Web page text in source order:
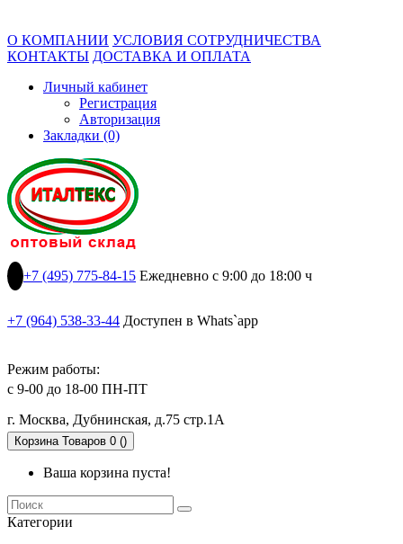
О КОМПАНИИ УСЛОВИЯ СОТРУДНИЧЕСТВА
КОНТАКТЫ ДОСТАВКА И ОПЛАТА
Личный кабинет
Регистрация
Авторизация
Закладки (0)
+7 (495) 775-84-15 Ежедневно с 9:00 до 18:00 ч
+7 (964) 538-33-44 Доступен в Whats`app
Режим работы:
с 9-00 до 18-00 ПН-ПТ
г. Москва, Дубнинская, д.75 стр.1А
Корзина Товаров 0 ()
Ваша корзина пуста!
Категории